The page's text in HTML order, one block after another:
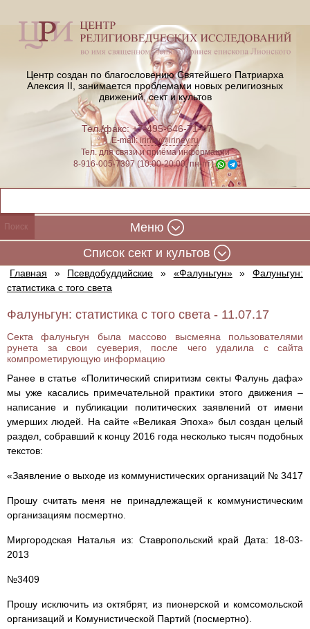
Центр создан по благословению Святейшего Патриарха
Алексия II, занимается проблемами новых религиозных
движений, сект и культов
Тел./факс: +7-495-646-71-47
E-mail:iriney@iriney.ru
Тел. для связи и приёма информации
8-916-005-7397 (10:00-20:00, пн-пт)
Меню
Cписок сект и культов
Главная » Псевдобуддийские » «Фалуньгун» »
Фалуньгун:
статистика с того света
Фалуньгун: статистика с того света - 11.07.17
Секта фалуньгун была массово высмеяна пользователями
рунета за свои суеверия, после чего удалила с сайта
компрометирующую информацию
Ранее в статье «Политический спиритизм секты Фалунь дафа»
мы уже касались примечательной практики этого движения –
написание и публикации политических заявлений от имени
умерших людей. На сайте «Великая Эпоха» был создан целый
раздел, собравший к концу 2016 года несколько тысяч подобных
текстов:
«Заявление о выходе из коммунистических организаций № 3417
Прошу считать меня не принадлежащей к коммунистическим
организациям посмертно.
Миргородская Наталья из: Ставропольский край Дата: 18-03-
2013
№3409
Прошу исключить из октябрят, из пионерской и комсомольской
организаций и Комунистической Партий (посмертно).